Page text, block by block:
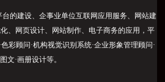
的建设、企事业单位互联网应用服务、网站建
、网页设计、网站制作、电子商务的应用，平
彩顾问·机构视觉识别系统·企业形象管理顾问·
文·画册设计等。